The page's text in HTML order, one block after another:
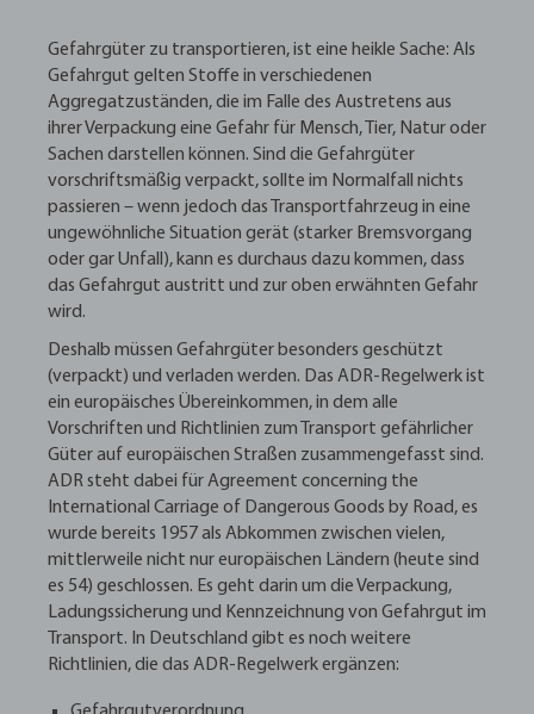
Gefahrgüter zu transportieren, ist eine heikle Sache: Als
Gefahrgut gelten Stoffe in verschiedenen
Aggregatzuständen, die im Falle des Austretens aus
ihrer Verpackung eine Gefahr für Mensch, Tier, Natur oder
Sachen darstellen können. Sind die Gefahrgüter
vorschriftsmäßig verpackt, sollte im Normalfall nichts
passieren – wenn jedoch das Transportfahrzeug in eine
ungewöhnliche Situation gerät (starker Bremsvorgang
oder gar Unfall), kann es durchaus dazu kommen, dass
das Gefahrgut austritt und zur oben erwähnten Gefahr
wird.
Deshalb müssen Gefahrgüter besonders geschützt
(verpackt) und verladen werden. Das ADR-Regelwerk ist
ein europäisches Übereinkommen, in dem alle
Vorschriften und Richtlinien zum Transport gefährlicher
Güter auf europäischen Straßen zusammengefasst sind.
ADR steht dabei für Agreement concerning the
International Carriage of Dangerous Goods by Road, es
wurde bereits 1957 als Abkommen zwischen vielen,
mittlerweile nicht nur europäischen Ländern (heute sind
es 54) geschlossen. Es geht darin um die Verpackung,
Ladungssicherung und Kennzeichnung von Gefahrgut im
Transport. In Deutschland gibt es noch weitere
Richtlinien, die das ADR-Regelwerk ergänzen: